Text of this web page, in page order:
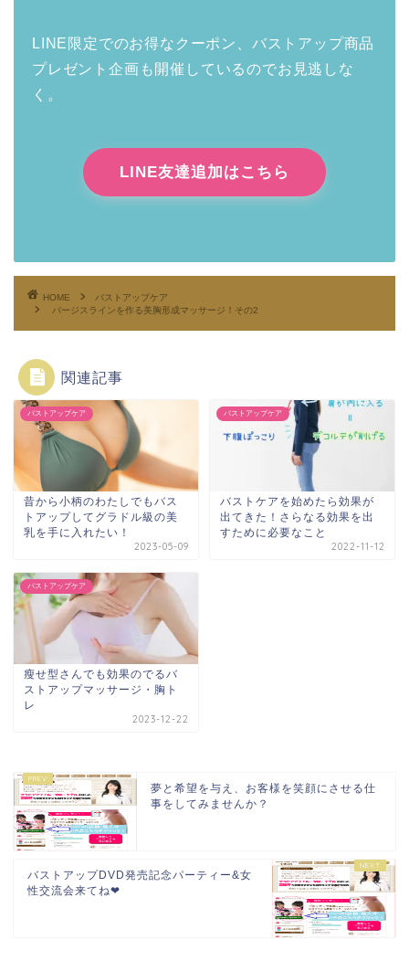
LINE限定でのお得なクーポン、バストアップ商品
プレゼント企画も開催しているのでお見逃しな
く。
LINE友達追加はこちら
HOME
バストアップケア
バージスラインを作る美胸形成マッサージ！その2
関連記事
バストアップケア
昔から小柄のわたしでもバス
トアップしてグラドル級の美
乳を手に入れたい！
2023-05-09
バストアップケア
バストケアを始めたら効果が
出てきた！さらなる効果を出
すために必要なこと
2022-11-12
バストアップケア
瘦せ型さんでも効果のでるバ
ストアップマッサージ・胸ト
レ
2023-12-22
夢と希望を与え、お客様を笑顔にさせる仕
事をしてみませんか？
バストアップDVD発売記念パーティー&女
性交流会来てね❤︎